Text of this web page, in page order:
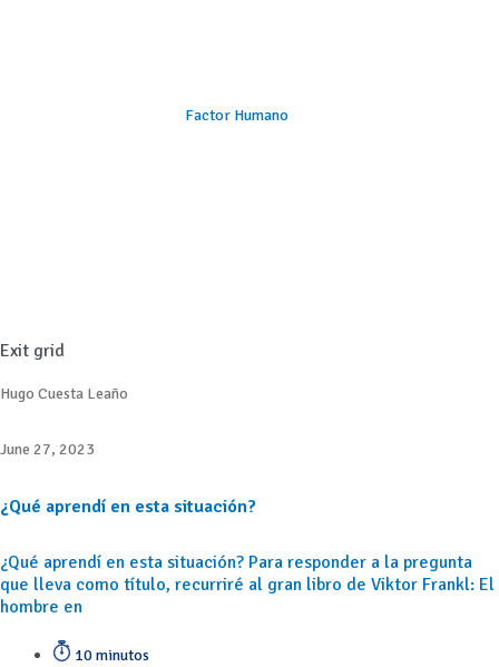
Factor Humano
Exit grid
Hugo Cuesta Leaño
June 27, 2023
¿Qué aprendí en esta situación?
¿Qué aprendí en esta situación? Para responder a la pregunta
que lleva como título, recurriré al gran libro de Viktor Frankl: El
hombre en
10 minutos